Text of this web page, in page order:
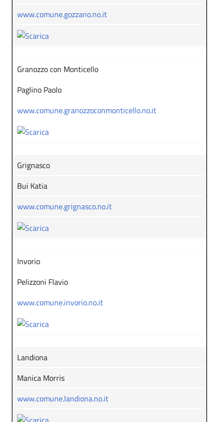
www.comune.gozzano.no.it
Granozzo con Monticello
Paglino Paolo
www.comune.granozzoconmonticello.no.it
Grignasco
Bui Katia
www.comune.grignasco.no.it
Invorio
Pelizzoni Flavio
www.comune.invorio.no.it
Landiona
Manica Morris
www.comune.landiona.no.it